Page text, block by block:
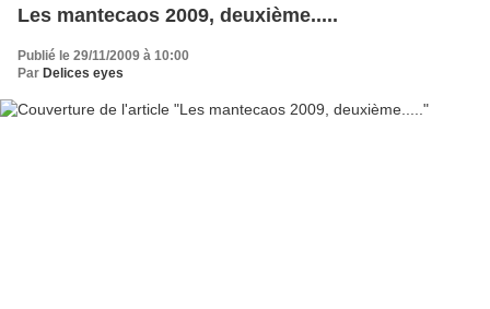
Les mantecaos 2009, deuxième.....
Publié le 29/11/2009 à 10:00
Par Delices eyes